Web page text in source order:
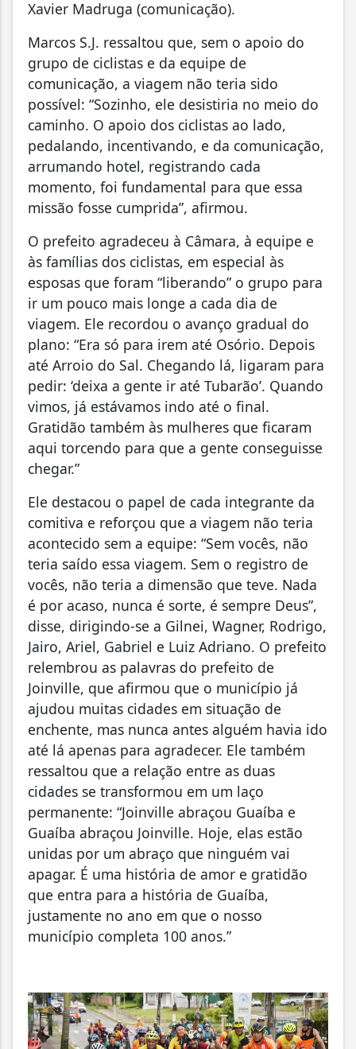
Xavier Madruga (comunicação).
Marcos S.J. ressaltou que, sem o apoio do
grupo de ciclistas e da equipe de
comunicação, a viagem não teria sido
possível: “Sozinho, ele desistiria no meio do
caminho. O apoio dos ciclistas ao lado,
pedalando, incentivando, e da comunicação,
arrumando hotel, registrando cada
momento, foi fundamental para que essa
missão fosse cumprida”, afirmou.
O prefeito agradeceu à Câmara, à equipe e
às famílias dos ciclistas, em especial às
esposas que foram “liberando” o grupo para
ir um pouco mais longe a cada dia de
viagem. Ele recordou o avanço gradual do
plano: “Era só para irem até Osório. Depois
até Arroio do Sal. Chegando lá, ligaram para
pedir: ‘deixa a gente ir até Tubarão’. Quando
vimos, já estávamos indo até o final.
Gratidão também às mulheres que ficaram
aqui torcendo para que a gente conseguisse
chegar.”
Ele destacou o papel de cada integrante da
comitiva e reforçou que a viagem não teria
acontecido sem a equipe: “Sem vocês, não
teria saído essa viagem. Sem o registro de
vocês, não teria a dimensão que teve. Nada
é por acaso, nunca é sorte, é sempre Deus”,
disse, dirigindo-se a Gilnei, Wagner, Rodrigo,
Jairo, Ariel, Gabriel e Luiz Adriano. O prefeito
relembrou as palavras do prefeito de
Joinville, que afirmou que o município já
ajudou muitas cidades em situação de
enchente, mas nunca antes alguém havia ido
até lá apenas para agradecer. Ele também
ressaltou que a relação entre as duas
cidades se transformou em um laço
permanente: “Joinville abraçou Guaíba e
Guaíba abraçou Joinville. Hoje, elas estão
unidas por um abraço que ninguém vai
apagar. É uma história de amor e gratidão
que entra para a história de Guaíba,
justamente no ano em que o nosso
município completa 100 anos.”